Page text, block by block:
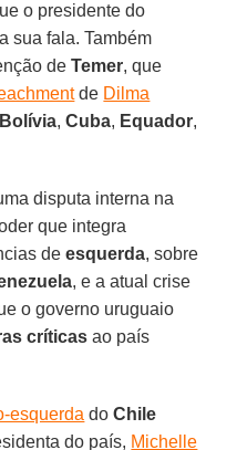
o presidente do
sua fala. Também
deTemer, que
de Dilma
Bolívia,Cuba, Equador,
disputa interna na
que integra
deesquerda, sobre
, e a atual crise
o governo uruguaio
críticas ao país
esquerda doChile
do país, Michelle